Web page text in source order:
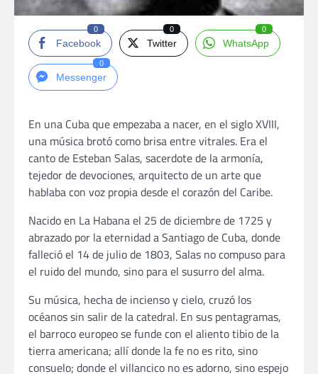
Facebook
0
Twitter
0
WhatsApp
0
Messenger
0
En una Cuba que empezaba a nacer, en el siglo XVIII,
una música brotó como brisa entre vitrales. Era el
canto de Esteban Salas, sacerdote de la armonía,
tejedor de devociones, arquitecto de un arte que
hablaba con voz propia desde el corazón del Caribe.
Nacido en La Habana el 25 de diciembre de 1725 y
abrazado por la eternidad a Santiago de Cuba, donde
falleció el 14 de julio de 1803, Salas no compuso para
el ruido del mundo, sino para el susurro del alma.
Su música, hecha de incienso y cielo, cruzó los
océanos sin salir de la catedral. En sus pentagramas,
el barroco europeo se funde con el aliento tibio de la
tierra americana; allí donde la fe no es rito, sino
consuelo; donde el villancico no es adorno, sino espejo